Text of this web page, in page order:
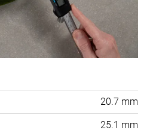
20.7 mm
25.1 mm